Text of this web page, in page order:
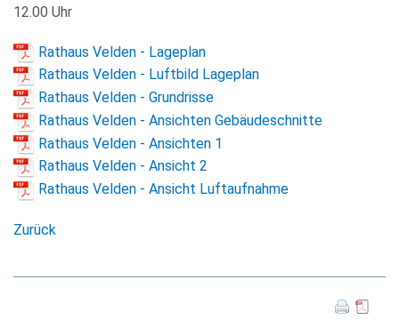
12.00 Uhr
Rathaus Velden - Lageplan
Rathaus Velden - Luftbild Lageplan
Rathaus Velden - Grundrisse
Rathaus Velden - Ansichten Gebäudeschnitte
Rathaus Velden - Ansichten 1
Rathaus Velden - Ansicht 2
Rathaus Velden - Ansicht Luftaufnahme
Zurück